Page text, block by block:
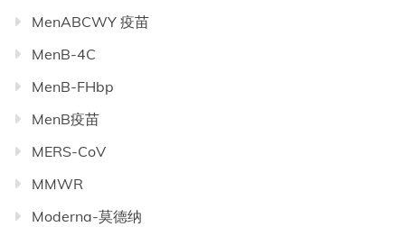
MenABCWY 疫苗
MenB-4C
MenB-FHbp
MenB疫苗
MERS-CoV
MMWR
Moderna-莫德纳